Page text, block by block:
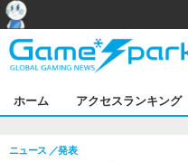
ホーム アクセスランキング
ニュース 発表